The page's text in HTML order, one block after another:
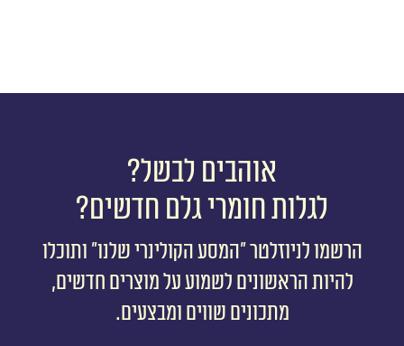
אוהבים לבשל?
לגלות חומרי גלם חדשים?
הרשמו לניוזלטר ״המסע הקולינרי שלנו״ ותוכלו
להיות הראשונים לשמוע על מוצרים חדשים,
מתכונים שווים ומבצעים.